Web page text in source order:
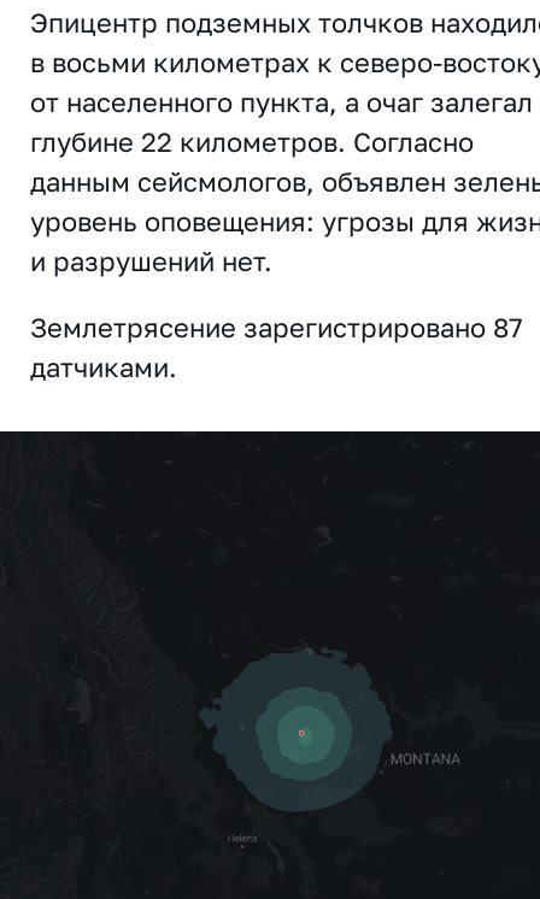
Эпицентр подземных толчков
в восьми километрах к северо-
от населенного пункта, а очаг залегал
глубине 22 километров. Согласно
данным сейсмологов, объявлен
уровень оповещения: угрозы для
и разрушений нет.
Землетрясение зарегистрировано 87
датчиками.